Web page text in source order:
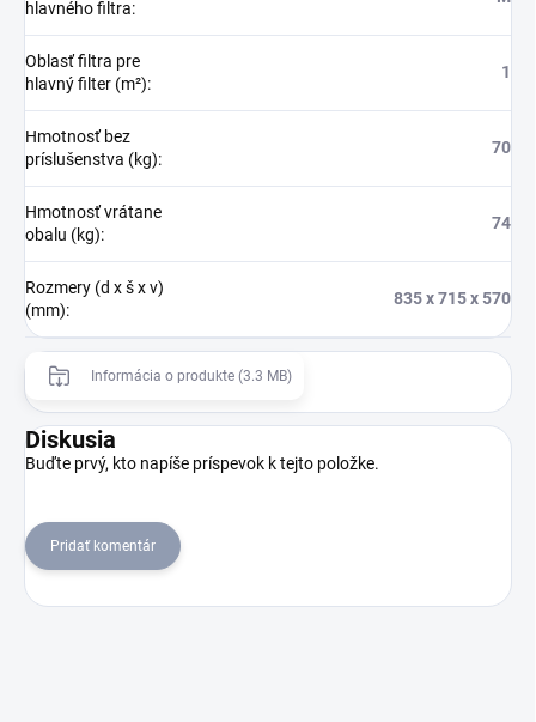
hlavného filtra:
Oblasť filtra pre
hlavný filter (m²):
1
Hmotnosť bez
príslušenstva (kg):
70
Hmotnosť vrátane
obalu (kg):
74
Rozmery (d x š x v)
(mm):
835 x 715 x 570
Informácia o produkte (3.3 MB)
Diskusia
Buďte prvý, kto napíše príspevok k tejto položke.
Pridať komentár